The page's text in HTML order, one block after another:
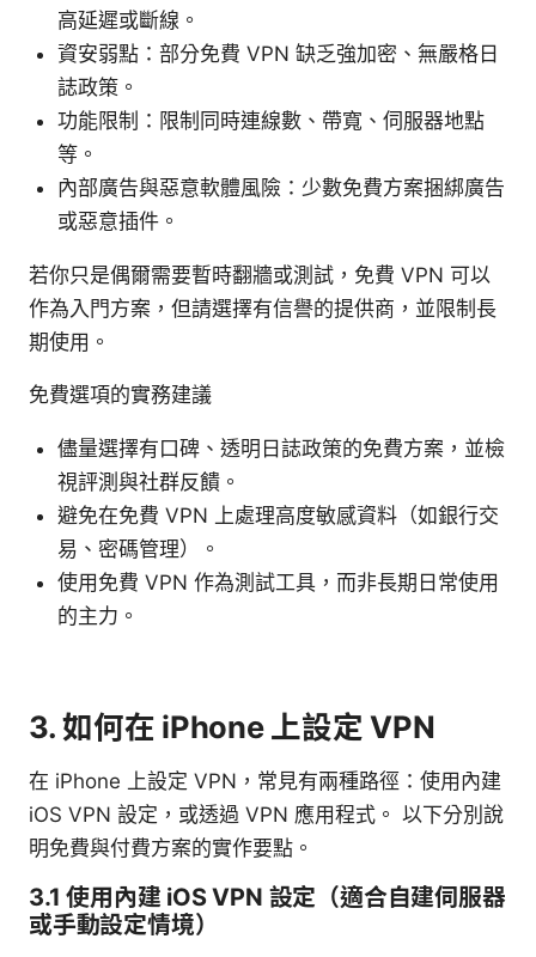
高延遲或斷線。
資安弱點：部分免費 VPN 缺乏強加密、無嚴格日
誌政策。
功能限制：限制同時連線數、帶寬、伺服器地點
等。
內部廣告與惡意軟體風險：少數免費方案捆綁廣告
或惡意插件。
若你只是偶爾需要暫時翻牆或測試，免費 VPN 可以
作為入門方案，但請選擇有信譽的提供商，並限制長
期使用。
免費選項的實務建議
儘量選擇有口碑、透明日誌政策的免費方案，並檢
視評測與社群反饋。
避免在免費 VPN 上處理高度敏感資料（如銀行交
易、密碼管理）。
使用免費 VPN 作為測試工具，而非長期日常使用
的主力。
3. 如何在 iPhone 上設定 VPN
在 iPhone 上設定 VPN，常見有兩種路徑：使用內建
iOS VPN 設定，或透過 VPN 應用程式。 以下分別說
明免費與付費方案的實作要點。
3.1 使用內建 iOS VPN 設定（適合自建伺服器
或手動設定情境）